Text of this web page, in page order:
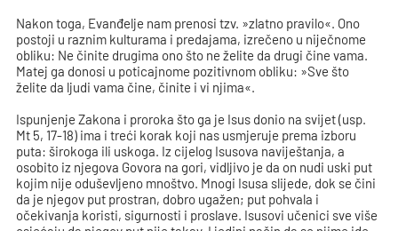
Nakon toga, Evanđelje nam prenosi tzv. »zlatno pravilo«. Ono
postoji u raznim kulturama i predajama, izrečeno u niječnome
obliku: Ne činite drugima ono što ne želite da drugi čine vama.
Matej ga donosi u poticajnome pozitivnom obliku: »Sve što
želite da ljudi vama čine, činite i vi njima«.
Ispunjenje Zakona i proroka što ga je Isus donio na svijet (usp.
Mt 5, 17-18) ima i treći korak koji nas usmjeruje prema izboru
puta: širokoga ili uskoga. Iz cijelog Isusova naviještanja, a
osobito iz njegova Govora na gori, vidljivo je da on nudi uski put
kojim nije oduševljeno mnoštvo. Mnogi Isusa slijede, dok se čini
da je njegov put prostran, dobro ugažen; put pohvala i
očekivanja koristi, sigurnosti i proslave. Isusovi učenici sve više